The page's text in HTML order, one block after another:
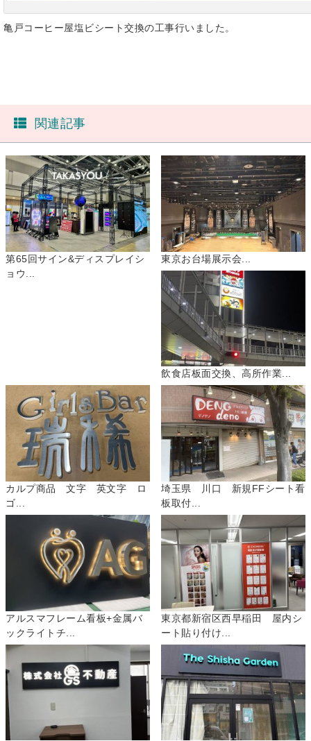
亀戸コーヒー屋塩ビシート交換の工事行いました。
関連記事
第65回サイン&ディスプレイシ
ョウ...
東京お台場展示会...
飲食店板面交換、高所作業...
カルプ商品 文字 英文字 ロ
ゴ...
埼玉県 川口 新規FFシート看
板取付...
アルスマフレーム看板+金属バ
ックライトチ...
東京都新宿区西早稲田 屋内シ
ート貼り付け...